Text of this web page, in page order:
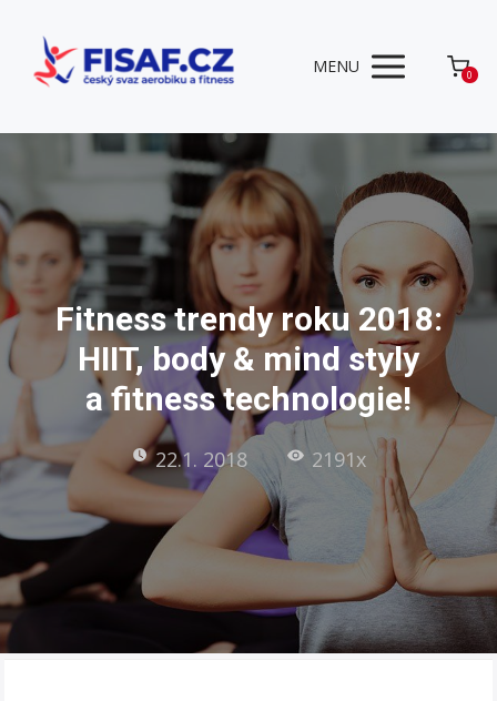
MENU 0
Fitness trendy roku 2018:
HIIT, body & mind styly
a fitness technologie!
22.1. 2018 2191x